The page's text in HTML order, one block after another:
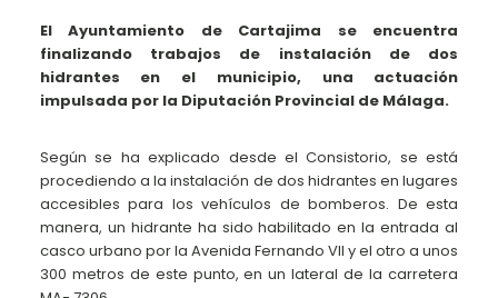
El Ayuntamiento de Cartajima se encuentra
finalizando trabajos de instalación de dos
hidrantes en el municipio, una actuación
impulsada por la Diputación Provincial de Málaga.
Según se ha explicado desde el Consistorio, se está
procediendo a la instalación de dos hidrantes en lugares
accesibles para los vehículos de bomberos. De esta
manera, un hidrante ha sido habilitado en la entrada al
casco urbano por la Avenida Fernando VII y el otro a unos
300 metros de este punto, en un lateral de la carretera